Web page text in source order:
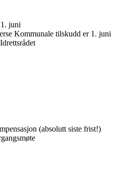
juni
Kommunale tilskudd er 1. juni
(absolutt siste frist!)